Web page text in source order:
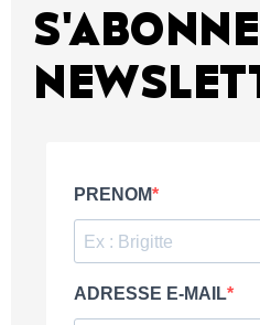
PRENOM
ADRESSE E-MAIL